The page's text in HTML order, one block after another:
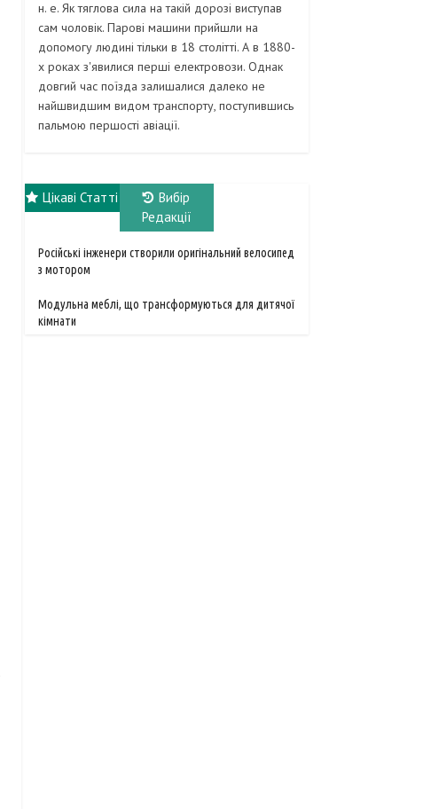
н. е. Як тяглова сила на такій дорозі виступав
сам чоловік. Парові машини прийшли на
допомогу людині тільки в 18 столітті. А в 1880-
х роках з'явилися перші електровози. Однак
довгий час поїзда залишалися далеко не
найшвидшим видом транспорту, поступившись
пальмою першості авіації.
Цікаві Статті
Вибір
Редакції
Російські інженери створили оригінальний велосипед
з мотором
Модульна меблі, що трансформуються для дитячої
кімнати